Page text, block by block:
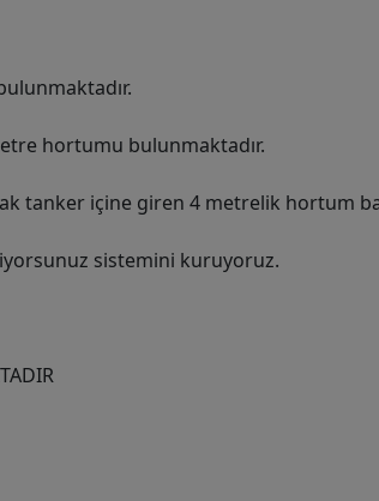
hortumu bulunmaktadır.
tanker içine giren 4 metrelik hortum
sistemini kuruyoruz.